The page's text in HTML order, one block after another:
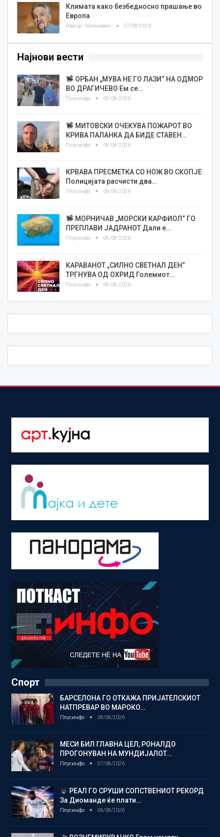
Климата како безбедносно прашање во
Европа
Ивица Челиковиќ 07/08/2026
Најнови вести
ОРБАН „МУВА НЕ ГО ЛАЗИ“ НА ОДМОР
ВО ДРАГИЧЕВО Ем се…
Плусинфо 09/08/2026
МИТОВСКИ ОЧЕКУВА ПОЖАРОТ ВО
КРИВА ПАЛАНКА ДА БИДЕ СТАВЕН…
Плусинфо 09/08/2026
КРВАВА ПРЕСМЕТКА СО НОЖ ВО СКОПЈЕ
Полицијата расчисти два…
Плусинфо 09/08/2026
МОРНИЧАВ „МОРСКИ КАРФИОЛ“ ГО
ПРЕПЛАВИ ЈАДРАНОТ Дали е…
Плусинфо 09/08/2026
КАРАВАНОТ „СИЛНО СВЕТНАЛ ДЕН“
ТРГНУВА ОД ОХРИД Големиот…
Плусинфо 09/08/2026
Спорт
БАРСЕЛОНА ГО ОТКАЖА ПРИЈАТЕЛСКИОТ
НАТПРЕВАР ВО МАРОКО…
Плусинфо 08/08/2026
МЕСИ БИЛ ГЛАВНА ЦЕЛ, РОНАЛДО
ПРОГОНУВАН НА МУНДИЈАЛОТ…
Плусинфо 07/08/2026
РЕАЛ ГО СРУШИ СОПСТВЕНИОТ РЕКОРД
За Диоманде ќе плати…
Плусинфо 06/08/2026